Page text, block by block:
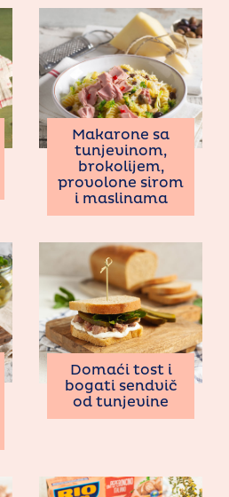
Makarone sa
tunjevinom,
brokolijem,
provolone sirom
i maslinama
Domaći tost i
bogati sendvič
od tunjevine